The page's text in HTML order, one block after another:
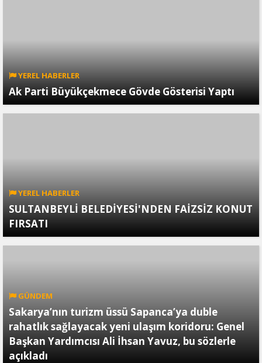
YEREL HABERLER
Ak Parti Büyükçekmece Gövde Gösterisi Yaptı
YEREL HABERLER
SULTANBEYLİ BELEDİYESİ'NDEN FAİZSİZ KONUT
FIRSATI
GÜNDEM
Sakarya’nın turizm üssü Sapanca’ya duble
rahatlık sağlayacak yeni ulaşım koridoru: Genel
Başkan Yardımcısı Ali İhsan Yavuz, bu sözlerle
açıkladı